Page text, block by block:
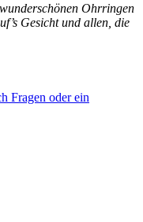
Ohrringen
Gesicht und allen, die
Fragen oder ein